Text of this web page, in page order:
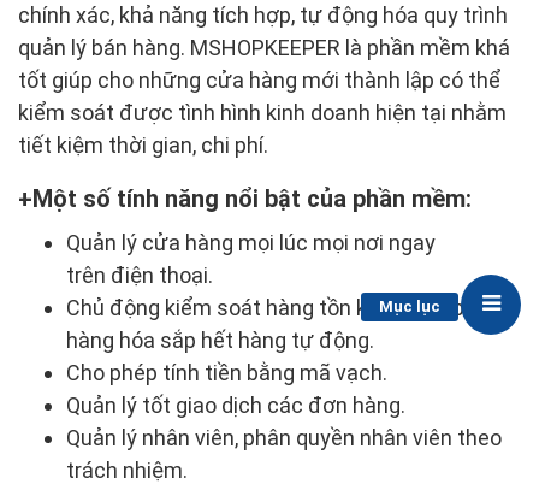
Mục lục
chính xác, khả năng tích hợp, tự động hóa quy trình
quản lý bán hàng. MSHOPKEEPER là phần mềm khá
tốt giúp cho những cửa hàng mới thành lập có thể
kiểm soát được tình hình kinh doanh hiện tại nhằm
tiết kiệm thời gian, chi phí.
Một số tính năng nổi bật của phần mềm:
Quản lý cửa hàng mọi lúc mọi nơi ngay
trên điện thoại.
Chủ động kiểm soát hàng tồn kho, cảnh báo
hàng hóa sắp hết hàng tự động.
Cho phép tính tiền bằng mã vạch.
Quản lý tốt giao dịch các đơn hàng.
Quản lý nhân viên, phân quyền nhân viên theo
trách nhiệm.